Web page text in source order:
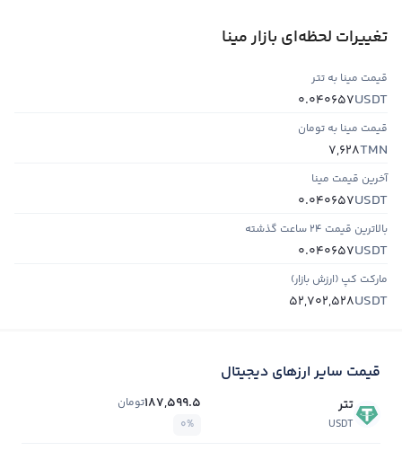
تغییرات لحظه‌ای بازار مینا
قیمت مینا به تتر
USDT
0.040657
قیمت مینا به تومان
TMN
7,628
آخرین قیمت مینا
USDT
0.040657
بالاترین قیمت ۲۴ ساعت گذشته
USDT
0.040657
مارکت کپ (ارزش بازار)
USDT
52,702,528
قیمت سایر ارزهای دیجیتال
تتر
USDT
187,599.5تومان
0%